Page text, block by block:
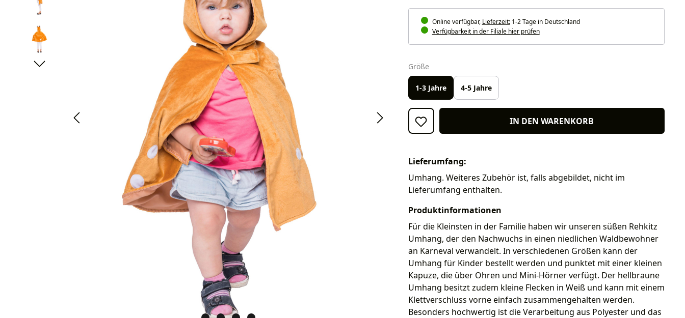
Online verfügbar, Lieferzeit:1-2 Tage in Deutschland
Verfügbarkeit in der Filiale hier prüfen
Größeauswählen
1-3 Jahre 4-5 Jahre
IN DEN WARENKORB
Lieferumfang:
Umhang. Weiteres Zubehör ist, falls abgebildet, nicht im
Lieferumfang enthalten.
Produktinformationen
Für die Kleinsten in der Familie haben wir unseren süßen Rehkitz
Umhang, der den Nachwuchs in einen niedlichen Waldbewohner
an Karneval verwandelt. In verschiedenen Größen kann der
Umhang für Kinder bestellt werden und punktet mit einer kleinen
Kapuze, die über Ohren und Mini-Hörner verfügt. Der hellbraune
Umhang besitzt zudem kleine Flecken in Weiß und kann mit einem
Klettverschluss vorne einfach zusammengehalten werden.
Besonders hochwertig ist die Verarbeitung aus Polyester und das